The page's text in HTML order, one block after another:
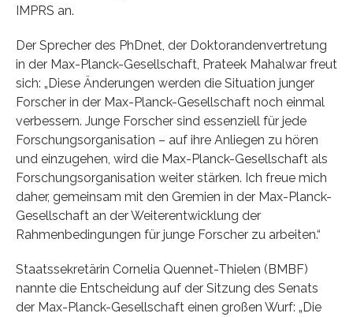
IMPRS an.
Der Sprecher des PhDnet, der Doktorandenvertretung
in der Max-Planck-Gesellschaft, Prateek Mahalwar freut
sich: „Diese Änderungen werden die Situation junger
Forscher in der Max-Planck-Gesellschaft noch einmal
verbessern. Junge Forscher sind essenziell für jede
Forschungsorganisation – auf ihre Anliegen zu hören
und einzugehen, wird die Max-Planck-Gesellschaft als
Forschungsorganisation weiter stärken. Ich freue mich
daher, gemeinsam mit den Gremien in der Max-Planck-
Gesellschaft an der Weiterentwicklung der
Rahmenbedingungen für junge Forscher zu arbeiten.“
Staatssekretärin Cornelia Quennet-Thielen (BMBF)
nannte die Entscheidung auf der Sitzung des Senats
der Max-Planck-Gesellschaft einen großen Wurf: „Die